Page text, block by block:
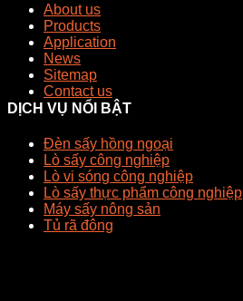
About us
Products
Application
News
Sitemap
Contact us
DỊCH VỤ NỔI BẬT
Đèn sấy hồng ngoại
Lò sấy công nghiệp
Lò vi sóng công nghiệp
Lò sấy thực phẩm công nghiệp
Máy sấy nông sản
Tủ rã đông